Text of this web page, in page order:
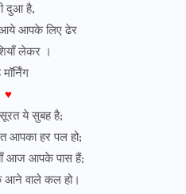
दुआ है,
आपके लिए ढेर
लेकर ।
♥
ये सुबह है;
आपका हर पल हो;
आज आपके पास हैं;
वाले कल हो।